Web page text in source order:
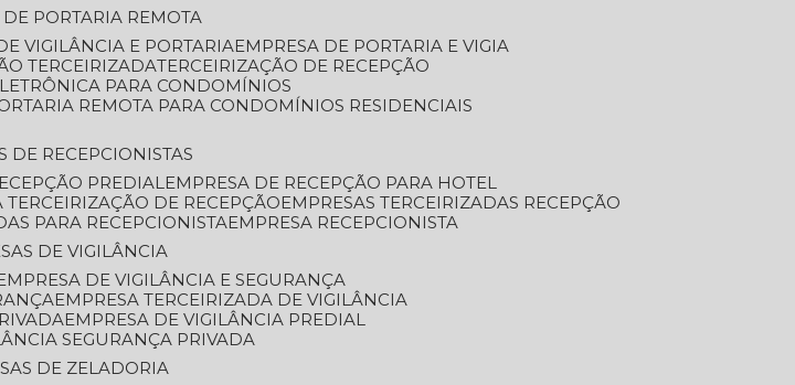
DE PORTARIA REMOTA
VIGILÂNCIA E PORTARIA
EMPRESA DE PORTARIA E VIGIA
TERCEIRIZADA TERCEIRIZAÇÃO DE RECEPÇÃO
PARA CONDOMÍNIOS
REMOTA PARA CONDOMÍNIOS RESIDENCIAIS
DE RECEPCIONISTAS
PREDIAL
EMPRESA DE RECEPÇÃO PARA HOTEL
TERCEIRIZAÇÃO DE RECEPÇÃO
EMPRESAS TERCEIRIZADAS RECEPÇÃO
PARA RECEPCIONISTA
EMPRESA RECEPCIONISTA
DE VIGILÂNCIA
EMPRESA DE VIGILÂNCIA E SEGURANÇA
EMPRESA TERCEIRIZADA DE VIGILÂNCIA
EMPRESA DE VIGILÂNCIA PREDIAL
SEGURANÇA PRIVADA
DE ZELADORIA